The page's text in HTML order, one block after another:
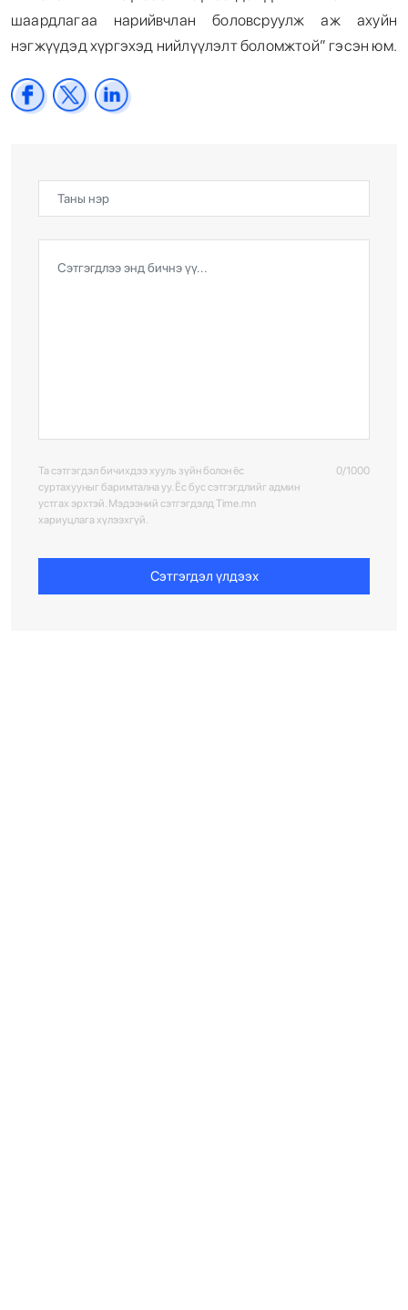
шаардлагаа нарийвчлан боловсруулж аж ахуйн
нэгжүүдэд хүргэхэд нийлүүлэлт боломжтой” гэсэн юм.
Та сэтгэгдэл бичихдээ хууль зүйн болон ёс
суртахууныг баримтална уу. Ёс бус сэтгэгдлийг админ
устгах эрхтэй. Мэдээний сэтгэгдэлд Time.mn
хариуцлага хүлээхгүй.
0/1000
Сэтгэгдэл үлдээх